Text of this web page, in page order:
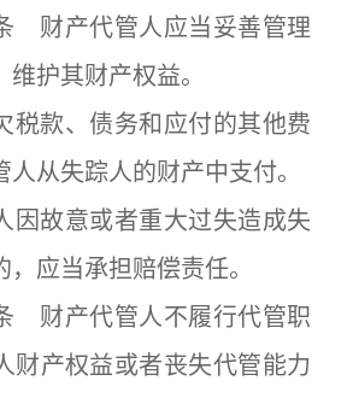
产代管人应当妥善管理
护其财产权益。
款、债务和应付的其他费
从失踪人的财产中支付。
故意或者重大过失造成失
应当承担赔偿责任。
产代管人不履行代管职
财产权益或者丧失代管能力